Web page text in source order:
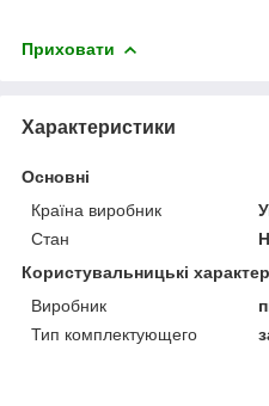
Приховати
Характеристики
Основні
Країна виробник
Стан
Користувальницькі
Виробник
Тип комплектующего